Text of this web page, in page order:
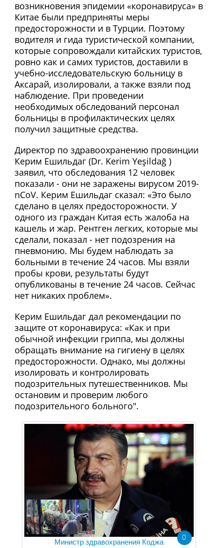
возникновения эпидемии «коронавируса» в
Китае были предприняты меры
предосторожности и в Турции. Поэтому
водителя и гида туристической компании,
которые сопровождали китайских туристов,
ровно как и самих туристов, доставили в
учебно-исследовательскую больницу в
Аксарай, изолировали, а также взяли под
наблюдение. При проведении
необходимых обследований персонал
больницы в профилактических целях
получил защитные средства.
Директор по здравоохранению провинции
Керим Ешильдаг (Dr. Kerim Yeşildağ )
заявил, что обследования 12 человек
показали - они не заражены вирусом 2019-
nCoV. Керим Ешильдаг сказал: «Это было
сделано в целях предосторожности. У
одного из граждан Китая есть жалоба на
кашель и жар. Рентген легких, которые мы
сделали, показал - нет подозрения на
пневмонию. Мы будем наблюдать за
больными в течение 24 часов. Мы взяли
пробы крови, результаты будут
опубликованы в течение 24 часов. Сейчас
нет никаких проблем».
Керим Ешильдаг дал рекомендации по
защите от коронавируса: «Как и при
обычной инфекции гриппа, мы должны
обращать внимание на гигиену в целях
предосторожности. Однако, мы должны
изолировать и контролировать
подозрительных путешественников. Мы
остановим и проверим любого
подозрительного больного".
Министр здравохранения Коджа